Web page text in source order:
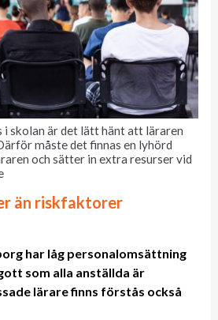
i skolan är det lätt hänt att läraren
måste det finnas en lyhörd
och sätter in extra resurser vid
än riskfaktorer
har låg personalomsättning
som alla anställda är
lärare finns förstås också